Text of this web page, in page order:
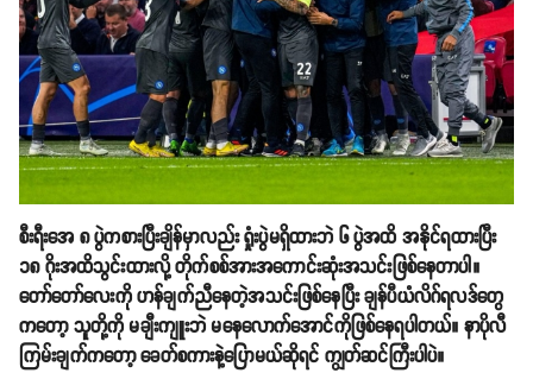
စီးရီးအေ ၈ ပွဲကစားပြီးချိန်မှာလည်း ရှုံးပွဲမရှိထားဘဲ ၆ ပွဲအထိ အနိုင်ရထားပြီး
၁၈ ဂိုးအထိသွင်းထားလို့ တိုက်စစ်အားအကောင်းဆုံးအသင်းဖြစ်နေတာပါ။
တော်တော်လေးကို ဟန်ချက်ညီနေတဲ့အသင်းဖြစ်နေပြီး ချန်ပီယံလိဂ်ရလဒ်တွေ
ကတော့ သူတို့ကို မချီးကျူးဘဲ မနေလောက်အောင်ကိုဖြစ်နေရပါတယ်။ နာပိုလီ
ကြမ်းချက်ကတော့ ခေတ်စကားနဲ့ပြောမယ်ဆိုရင် ကျွတ်ဆင်ကြီးပါပဲ။